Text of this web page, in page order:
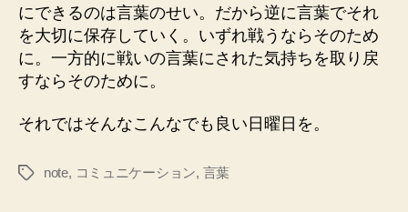
にできるのは言葉のせい。だから逆に言葉でそれ
を大切に保存していく。いずれ戦うならそのため
に。一方的に戦いの言葉にされた気持ちを取り戻
すならそのために。
それではそんなこんなでも良い日曜日を。
タ
note, コミュニケーション, 言葉